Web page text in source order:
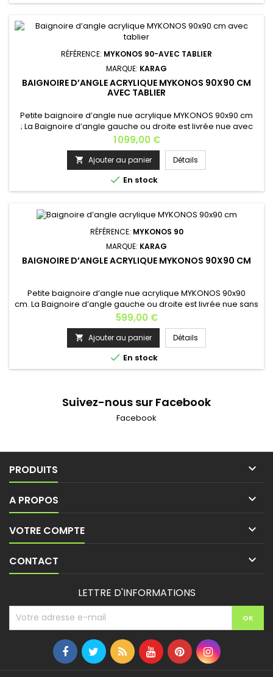
RÉFÉRENCE: MYKONOS 90-AVEC TABLIER
MARQUE: KARAG
BAIGNOIRE D’ANGLE ACRYLIQUE MYKONOS 90X90 CM
AVEC TABLIER
Petite baignoire d’angle nue acrylique MYKONOS 90x90 cm
; La Baignoire d’angle gauche ou droite est livrée nue avec
son tablier et son support châssis ; Baignoire d'angle à
encastrer ; Matière: acryliqueMykonos 90x90cmLongueur: 90
cm Largeur: 90 cm Volume: 90 LHauteur: 35,5 cm Les châssis
et tablier sont inclus dans le prix, lors de l'achat avec tablier...
Prix
1 099,00 €
 Ajouter au panier Détails
 En stock
RÉFÉRENCE: MYKONOS 90
MARQUE: KARAG
BAIGNOIRE D’ANGLE ACRYLIQUE MYKONOS 90X90 CM
Petite baignoire d’angle nue acrylique MYKONOS 90x90
cm. La Baignoire d’angle gauche ou droite est livrée nue sans
pieds ni tablier. Baignoire d'angle à encastrer. Mykonos
90x90cmLongueur: 90 cm Largeur: 90 cm Volume: 90
LHauteur: 35,5 cm Matière: acrylique Couleur :
blanc Dimensions disponibles : 90x90 cm - 105x105 cm -
125x125cm et 145x145 cm.Options...
Prix
599,00 €
 Ajouter au panier Détails
 En stock
Suivez-nous sur Facebook
Facebook
PRODUITS 
A PROPOS 
VOTRE COMPTE 
CONTACT 
LETTRE D'INFORMATIONS